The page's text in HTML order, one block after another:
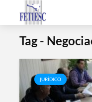
Tag -
JURÍDICO